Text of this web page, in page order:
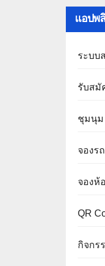
แอปพ
ระบบ
รับสมั
ชุมนุม
จองรถ
จองห้
QR
กิจกร